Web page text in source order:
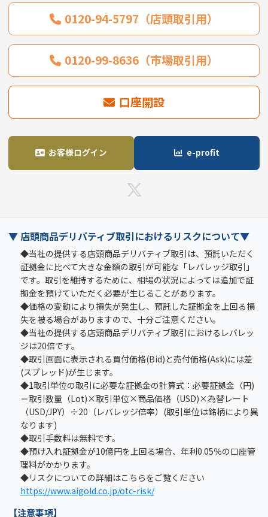
0120-94-5797（店頭取引用）
0120-99-8636（市場取引用）
口座開設
お客様ログイン e-profit
▼ 店頭商品デリバティブ取引におけるリスクについて▼
◆当社の提供する店頭商品デリバティブ取引は、預託いただく
証拠金に比べて大きな金額の取引が可能な「レバレッジ取引」
です。取引を維持するために、相場の状況によっては追加で証
拠金を預けていただく必要が生じることがあります。
◆価格の変動により損失が発生し、預託した証拠金を上回る損
失を被る場合がありますので、十分ご注意ください。
◆当社の提供する店頭商品デリバティブ取引におけるレバレッ
ジは20倍です。
◆取引画面に表示される買付価格(Bid)と売付価格(Ask)には差
(スプレッド)が生じます。
◆1取引単位の取引に必要な証拠金の計算式：必要証拠金（円)
＝取引数量（Lot)×取引単位×商品価格（USD)×為替レート
（USD/JPY）÷20（レバレッジ倍率）(取引単位は銘柄により異
なります)
◆取引手数料は無料です。
◆預け入れ証拠金が10億円を上回る場合、年利0.05％の口座管
理料がかかります。
◆リスクについての詳細はこちらをご覧ください
https://www.aigold.co.jp/otc-risk/
【注意事項】